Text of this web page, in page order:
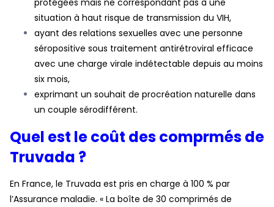
situation à haut risque de transmission du VIH,
ayant des relations sexuelles avec une personne
séropositive sous traitement antirétroviral efficace
avec une charge virale indétectable depuis au moins
six mois,
exprimant un souhait de procréation naturelle dans
un couple sérodifférent.
Quel est le coût des comprmés de
Truvada ?
En France, le Truvada est pris en charge à 100 % par
l’Assurance maladie. « La boîte de 30 comprimés de